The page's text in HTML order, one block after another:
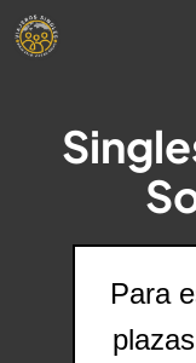
Saltar
Para